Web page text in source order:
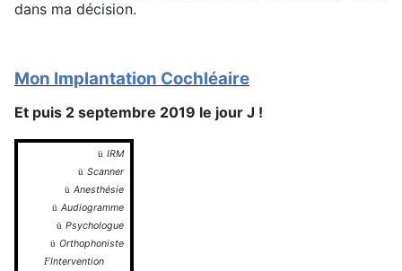
dans ma décision.
Mon Implantation Cochléaire
Et puis 2 septembre 2019 le jour J !
ü IRM
ü Scanner
ü Anesthésie
ü Audiogramme
ü Psychologue
ü Orthophoniste
FIntervention